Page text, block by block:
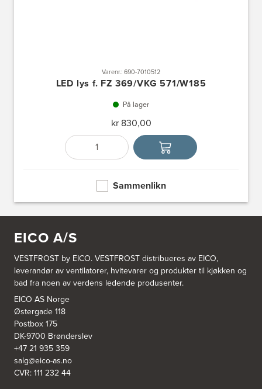
Varenr.: 690-7010512
LED lys f. FZ 369/VKG 571/W185
På lager
kr 830,00
Antall
Velg enhet
Sammenlikn
EICO A/S
VESTFROST by EICO. VESTFROST distribueres av EICO,
leverandør av ventilatorer, hvitevarer og produkter til kjøkken og
bad fra noen av verdens ledende produsenter.
EICO AS Norge
Østergade 118
Postbox 175
DK-9700 Brønderslev
+47 21 935 359
salg@eico-as.no
CVR: 111 232 44